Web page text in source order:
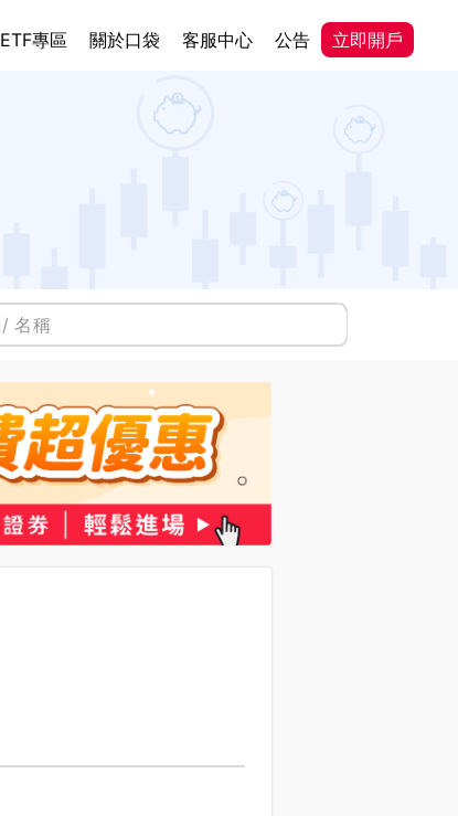
ETF專區 關於口袋 客服中心 公告 立即開戶